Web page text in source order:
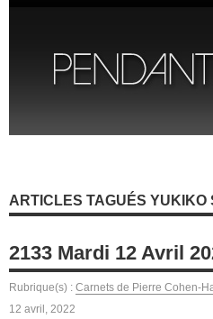
ARTICLES TAGUÉS YUKIKO
2133 Mardi 12 Avril
Rubrique(s) : Carnets de Pierre Cohen-
12 avril, 2022